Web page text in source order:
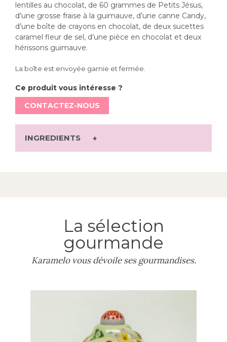
lentilles au chocolat, de 60 grammes de Petits Jésus,
d’une grosse fraise à la guimauve, d’une canne Candy,
d’une boîte de crayons en chocolat, de deux sucettes
caramel fleur de sel, d’une pièce en chocolat et deux
hérissons guimauve.
La boîte est envoyée garnie et fermée.
Ce produit vous intéresse ?
CONTACTEZ-NOUS
INGREDIENTS
La sélection
gourmande
Karamelo vous dévoile ses gourmandises.